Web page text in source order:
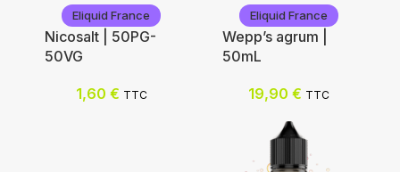
Nicotine (mg/mL) :
Eliquid France
Nicosalt | 50PG-
50VG
1,60 € TTC
Eliquid France
Wepp’s agrum |
50mL
19,90 € TTC